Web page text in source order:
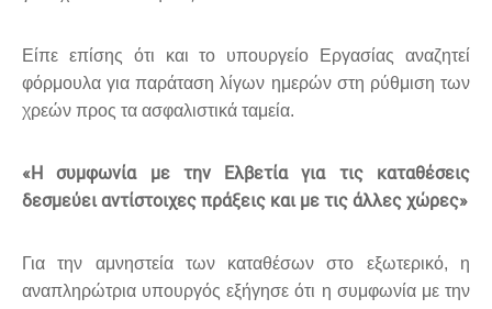
Είπε επίσης ότι και το υπουργείο Εργασίας αναζητεί
φόρμουλα για παράταση λίγων ημερών στη ρύθμιση των
χρεών προς τα ασφαλιστικά ταμεία.
«Η συμφωνία με την Ελβετία για τις καταθέσεις
δεσμεύει αντίστοιχες πράξεις και με τις άλλες χώρες»
Για την αμνηστεία των καταθέσων στο εξωτερικό, η
αναπληρώτρια υπουργός εξήγησε ότι η συμφωνία με την